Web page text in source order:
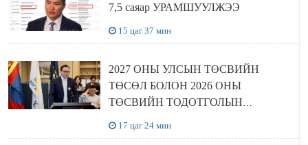
7,5 саяар УРАМШУУЛЖЭЭ
15 цаг 37 мин
2027 ОНЫ УЛСЫН ТӨСВИЙН
ТӨСӨЛ БОЛОН 2026 ОНЫ
ТӨСВИЙН ТОДОТГОЛЫН
17 цаг 24 мин